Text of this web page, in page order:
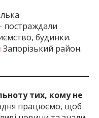
постраждали
будинки.
Запорізький район.
тих, кому не
працюємо, щоб